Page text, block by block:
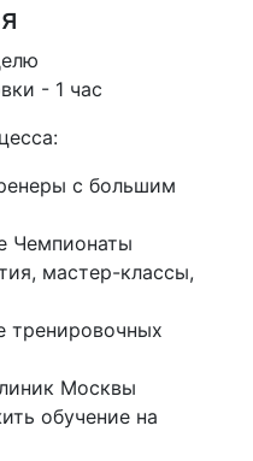
- 1 час
с большим
Чемпионаты
мастер-классы,
тренировочных
Москвы
обучение на